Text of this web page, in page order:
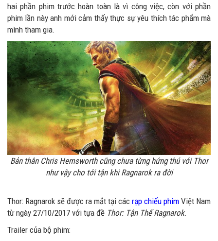
hai phần phim trước hoàn toàn là vì công việc, còn với phần
phim lần này anh mới cảm thấy thực sự yêu thích tác phẩm mà
mình tham gia.
Bản thân Chris Hemsworth cũng chưa từng hứng thú với Thor
như vậy cho tới tận khi Ragnarok ra đời
Thor: Ragnarok sẽ được ra mắt tại các rạp chiếu phim Việt Nam
từ ngày 27/10/2017 với tựa đề Thor: Tận Thế Ragnarok.
Trailer của bộ phim: